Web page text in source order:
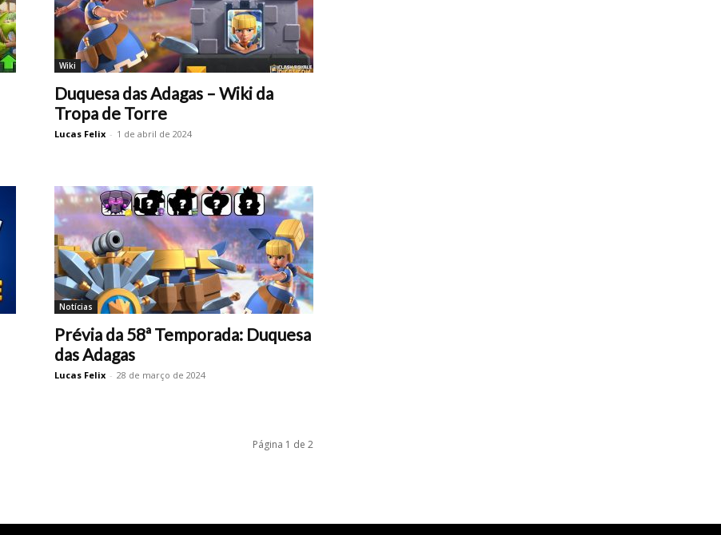
Wiki
Duquesa das Adagas – Wiki da
Tropa de Torre
Lucas Felix - 1 de abril de 2024
Notícias
Prévia da 58ª Temporada: Duquesa
das Adagas
Lucas Felix - 28 de março de 2024
Página 1 de 2